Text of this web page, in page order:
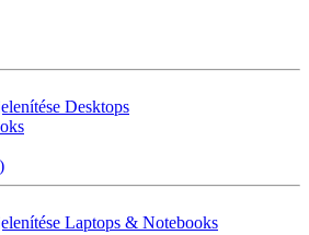
Desktops
Laptops & Notebooks